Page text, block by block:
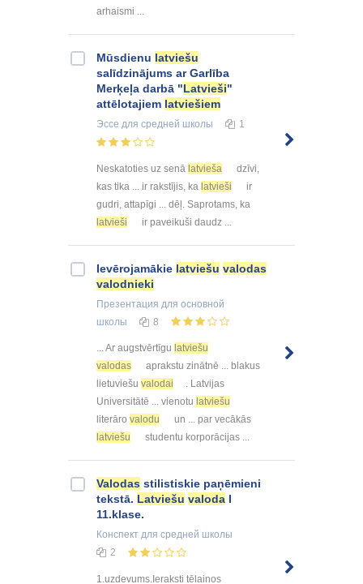
arhaismi ...
Mūsdienu latviešu
salīdzinājums ar Garlība
Merķeļa darbā "Latvieši"
attēlotajiem latviešiem
Эссе для средней школы 1
Neskatoties uz senā latvieša
dzīvi,
kas tika ... ir rakstījis, ka latvieši
ir
gudri, attapīgi ... dēļ. Saprotams, ka
latvieši
ir paveikuši daudz ...
Ievērojamākie latviešu valodas
valodnieki
Презентация для основной
школы
8
... Ar augstvērtīgu latviešu
valodas
aprakstu zinātnē ... blakus
lietuviešu valodai
. Latvijas
Universitātē ... vienotu latviešu
literāro valodu
un ... par vecākās
latviešu
studentu korporācijas ...
Valodas stilistiskie paņēmieni
tekstā. Latviešu valoda I
11.klase.
Конспект для средней школы
2
1.uzdevums.Ieraksti tēlainos